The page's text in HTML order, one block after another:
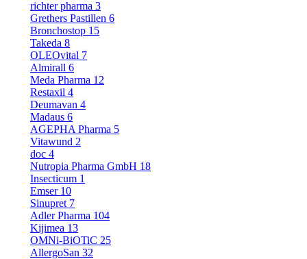
richter pharma 3
Grethers Pastillen 6
Bronchostop 15
Takeda 8
OLEOvital 7
Almirall 6
Meda Pharma 12
Restaxil 4
Deumavan 4
Madaus 6
AGEPHA Pharma 5
Vitawund 2
doc 4
Nutropia Pharma GmbH 18
Insecticum 1
Emser 10
Sinupret 7
Adler Pharma 104
Kijimea 13
OMNi-BiOTiC 25
AllergoSan 32